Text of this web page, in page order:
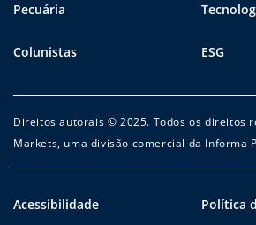
Pecuária
Colunistas ESG
Direitos autorais © 2025. Todos os direitos
Markets, uma divisão comercial da Informa
Acessibilidade
Política